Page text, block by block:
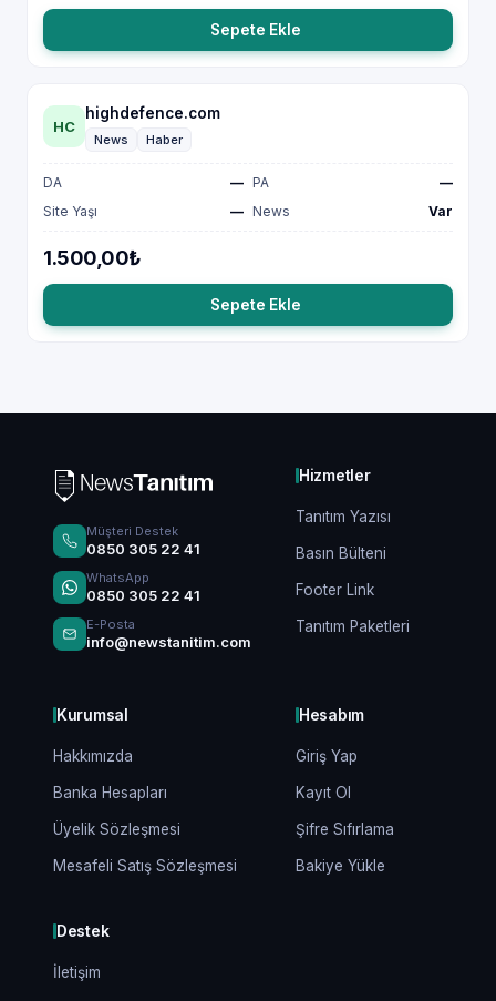
Sepete Ekle
HC
highdefence.com
News Haber
DA — PA
—
Site Yaşı
— News Var
1.500,00₺
Sepete Ekle
Müşteri Destek
0850 305 22 41
WhatsApp
0850 305 22 41
E-Posta
info@newstanitim.com
Hizmetler
Tanıtım Yazısı
Basın Bülteni
Footer Link
Tanıtım Paketleri
Kurumsal
Hakkımızda
Banka Hesapları
Üyelik Sözleşmesi
Mesafeli Satış Sözleşmesi
Hesabım
Giriş Yap
Kayıt Ol
Şifre Sıfırlama
Bakiye Yükle
Destek
İletişim